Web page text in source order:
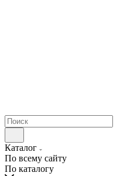
Каталог
По всему сайту
По каталогу